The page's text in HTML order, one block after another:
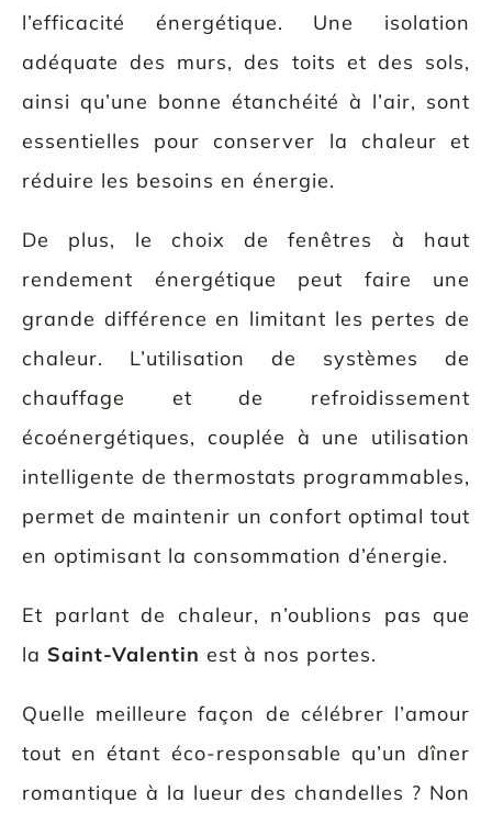
l’efficacité énergétique. Une isolation
adéquate des murs, des toits et des sols,
ainsi qu’une bonne étanchéité à l’air, sont
essentielles pour conserver la chaleur et
réduire les besoins en énergie.
De plus, le choix de fenêtres à haut
rendement énergétique peut faire une
grande différence en limitant les pertes de
chaleur. L’utilisation de systèmes de
chauffage et de refroidissement
écoénergétiques, couplée à une utilisation
intelligente de thermostats programmables,
permet de maintenir un confort optimal tout
en optimisant la consommation d’énergie.
Et parlant de chaleur, n’oublions pas que
la Saint-Valentin est à nos portes.
Quelle meilleure façon de célébrer l’amour
tout en étant éco-responsable qu’un dîner
romantique à la lueur des chandelles ? Non